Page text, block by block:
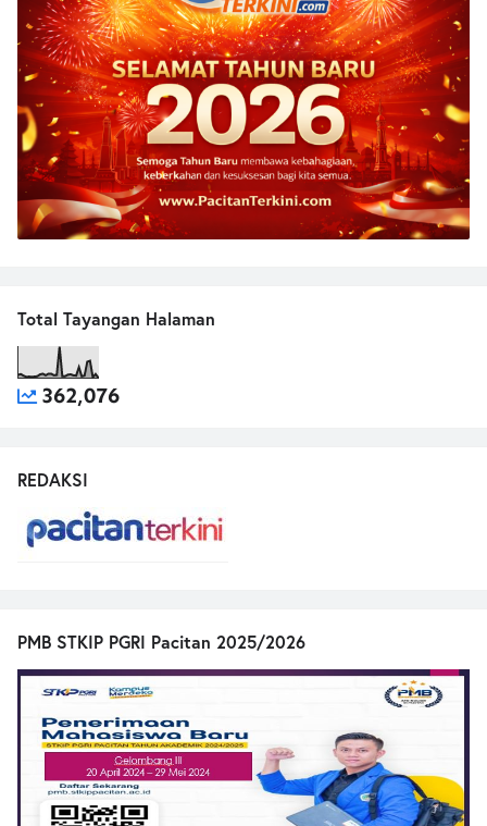
Total Tayangan Halaman
362,076
REDAKSI
PMB STKIP PGRI Pacitan 2025/2026